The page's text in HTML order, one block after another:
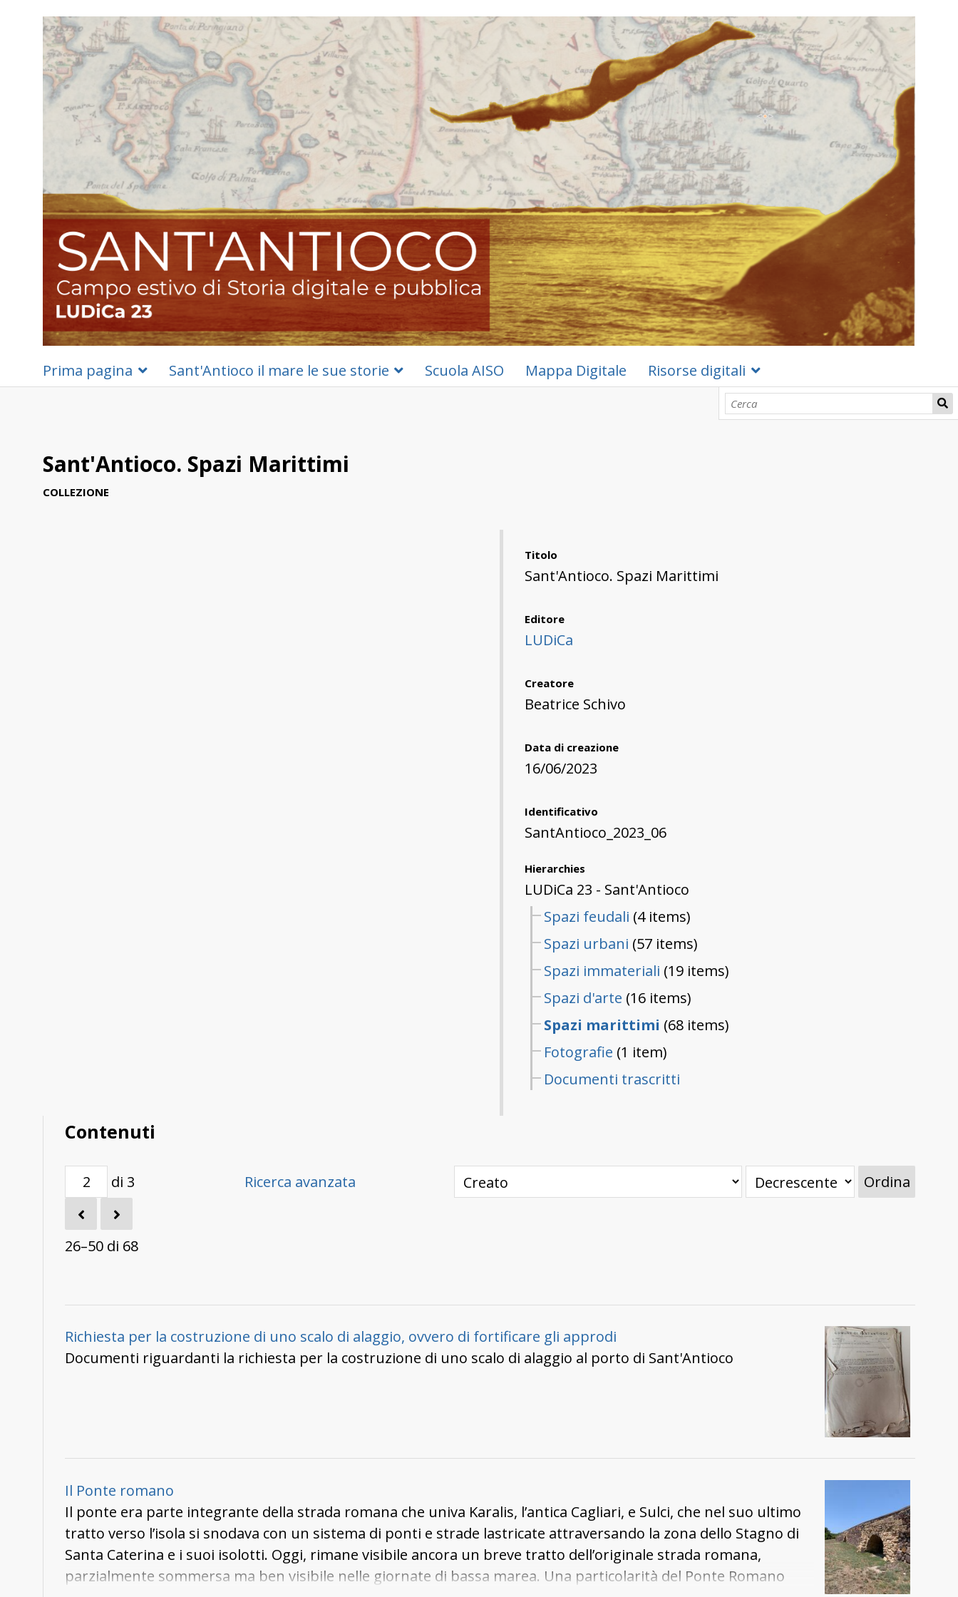
Prima pagina Sant'Antioco il mare le sue storie Scuola AISO Mappa Digitale Risorse digitali
Sant'Antioco. Spazi Marittimi
COLLEZIONE
Titolo
Sant'Antioco. Spazi Marittimi
Editore
LUDiCa
Creatore
Beatrice Schivo
Data di creazione
16/06/2023
Identificativo
SantAntioco_2023_06
Hierarchies
LUDiCa 23 - Sant'Antioco
Spazi feudali (4 items)
Spazi urbani (57 items)
Spazi immateriali (19 items)
Spazi d'arte (16 items)
Spazi marittimi (68 items)
Fotografie (1 item)
Documenti trascritti
Contenuti
di 3
26–50 di 68
Ricerca avanzata Ordina
Richiesta per la costruzione di uno scalo di alaggio, ovvero di fortificare gli approdi
Documenti riguardanti la richiesta per la costruzione di uno scalo di alaggio al porto di Sant'Antioco
Il Ponte romano
Il ponte era parte integrante della strada romana che univa Karalis, l’antica Cagliari, e Sulci, che nel suo ultimo
tratto verso l’isola si snodava con un sistema di ponti e strade lastricate attraversando la zona dello Stagno di
Santa Caterina e i suoi isolotti. Oggi, rimane visibile ancora un breve tratto dell’originale strada romana,
parzialmente sommersa ma ben visibile nelle giornate di bassa marea. Una particolarità del Ponte Romano